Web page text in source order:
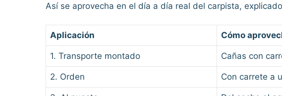
Así se aprovecha en el día a día real del carpista,
Aplicación Cómo
1. Transporte montado Cañas con
2. Orden Con carrete a